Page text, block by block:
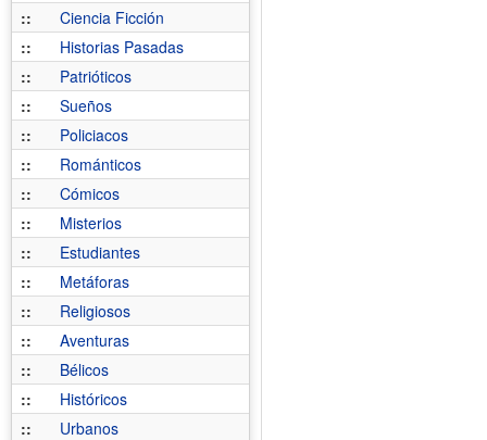
::
Ciencia Ficción
::
Historias Pasadas
::
Patrióticos
::
Sueños
::
Policiacos
::
Románticos
::
Cómicos
::
Misterios
::
Estudiantes
::
Metáforas
::
Religiosos
::
Aventuras
::
Bélicos
::
Históricos
::
Urbanos